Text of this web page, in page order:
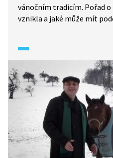
vánočním tradicím. Pořad
vznikla a jaké může mít